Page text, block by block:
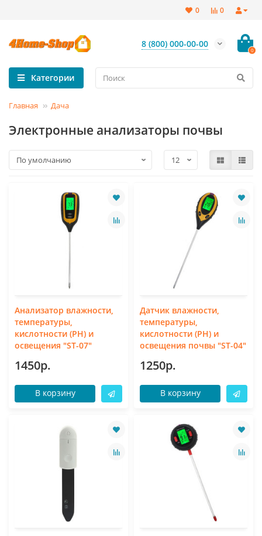
0
0
8 (800) 000-00-00
0
Категории
Главная Дача
Электронные анализаторы почвы
Анализатор влажности,
температуры,
кислотности (PH) и
освещения "ST-07"
1450р.
В корзину
Датчик влажности,
температуры,
кислотности (PH) и
освещения почвы "ST-04"
1250р.
В корзину